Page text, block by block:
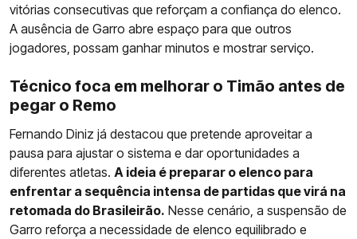
vitórias consecutivas que reforçam a confiança do elenco.
A ausência de Garro abre espaço para que outros
jogadores, possam ganhar minutos e mostrar serviço.
Técnico foca em melhorar o Timão antes de
pegar o Remo
Fernando Diniz já destacou que pretende aproveitar a
pausa para ajustar o sistema e dar oportunidades a
diferentes atletas. A ideia é preparar o elenco para
enfrentar a sequência intensa de partidas que virá na
retomada do Brasileirão. Nesse cenário, a suspensão de
Garro reforça a necessidade de elenco equilibrado e